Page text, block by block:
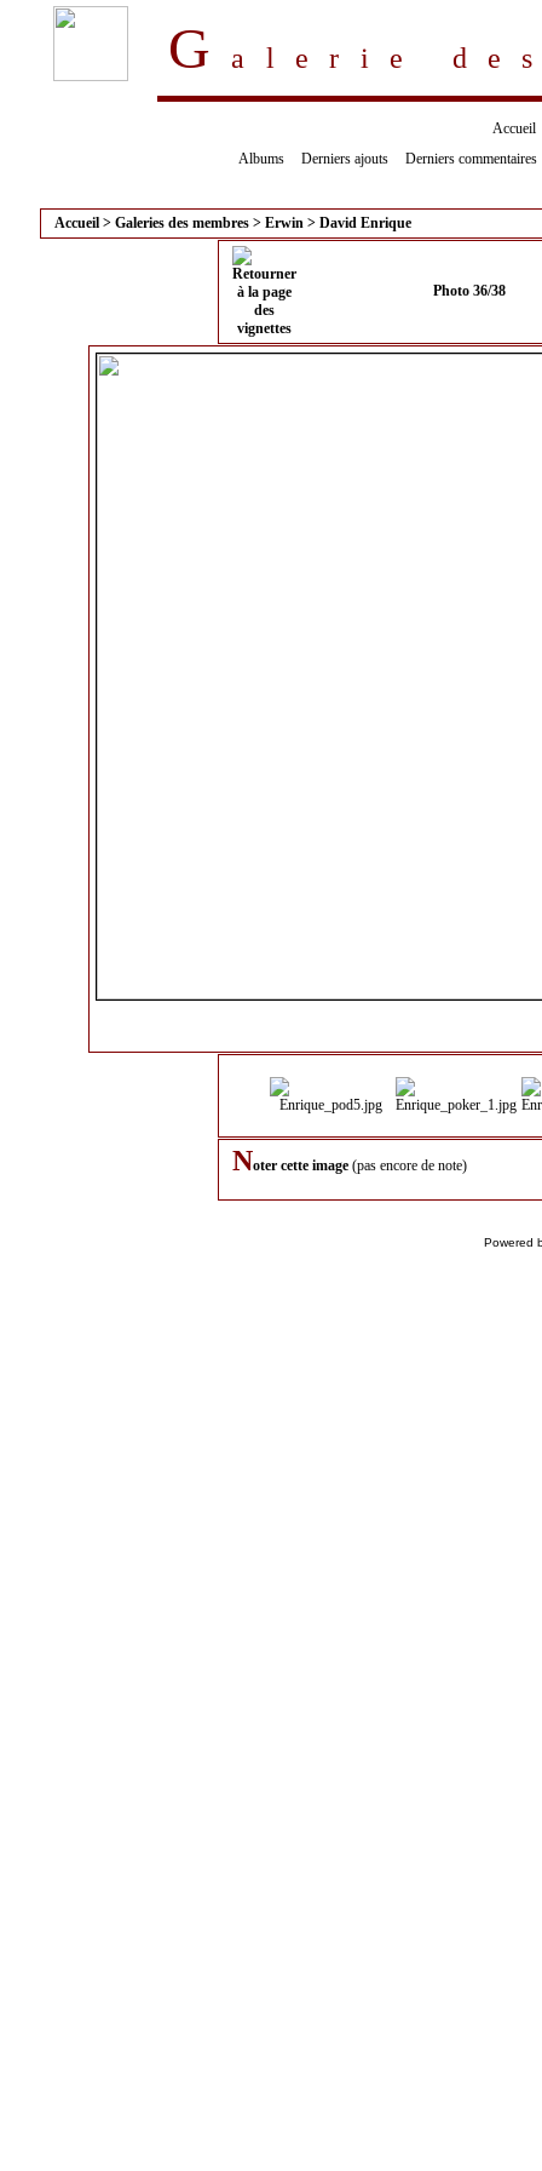
Galerie
Accueil
Albums
Derniers ajouts Derniers commentaires
Accueil > Galeries des membres > Erwin > David Enrique
Photo 36/38
Noter cette image (pas encore de note)
Powered